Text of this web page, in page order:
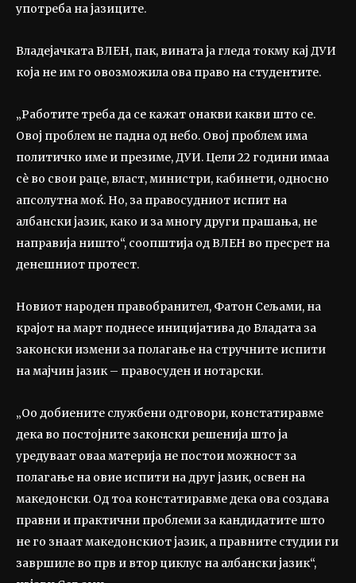
употреба на јазиците.
Владејачката ВЛЕН, пак, вината ја гледа токму кај ДУИ
која не им го овозможила ова право на студентите.
„Работите треба да се кажат онакви какви што се.
Овој проблем не падна од небо. Овој проблем има
политичко име и презиме, ДУИ. Цели 22 години имаа
сè во свои раце, власт, министри, кабинети, односно
апсолутна моќ. Но, за правосудниот испит на
албански јазик, како и за многу други прашања, не
направија ништо“, соопштија од ВЛЕН во пресрет на
денешниот протест.
Новиот народен правобранител, Фатон Сељами, на
крајот на март поднесе иницијатива до Владата за
законски измени за полагање на стручните испити
на мајчин јазик – правосуден и нотарски.
„Оо добиените службени одговори, констатиравме
дека во постојните законски решенија што ја
уредуваат оваа материја не постои можност за
полагање на овие испити на друг јазик, освен на
македонски. Од тоа констатиравме дека ова создава
правни и практични проблеми за кандидатите што
не го знаат македонскиот јазик, а правните студии ги
завршиле во прв и втор циклус на албански јазик“,